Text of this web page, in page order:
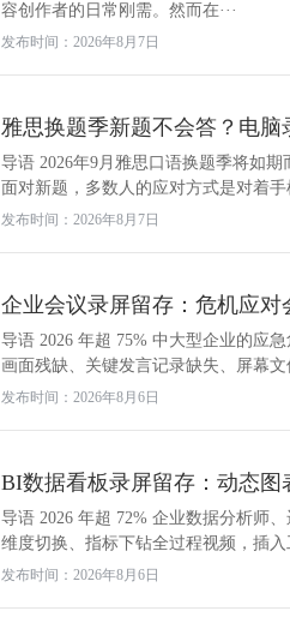
容创作者的日常刚需。然而在···
发布时间：2026年8月7日
雅思换题季新题不会答？电脑
导语 2026年9月雅思口语换题季将如
面对新题，多数人的应对方式是对着手
发布时间：2026年8月7日
企业会议录屏留存：危机应
导语 2026 年超 75% 中大型企业的应
画面残缺、关键发言记录缺失、屏幕文
发布时间：2026年8月6日
BI数据看板录屏留存：动态图
导语 2026 年超 72% 企业数据分析师
维度切换、指标下钻全过程视频，插入
发布时间：2026年8月6日